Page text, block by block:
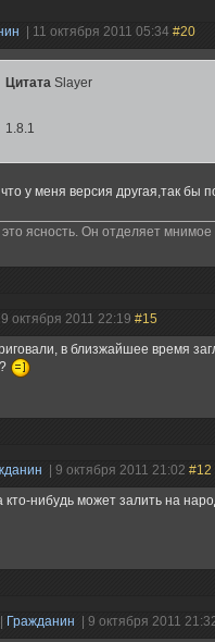
| 11 октября 2011 05:34 #20
Цитата Slаyer
1.8.1
у меня версия другая,так бы
ясность. Он отделяет
| 9 октября 2011 22:19 #15
в близжайшее время
| 9 октября 2011 21:02 #12
кто-нибудь может залить на
Гражданин | 9 октября 2011